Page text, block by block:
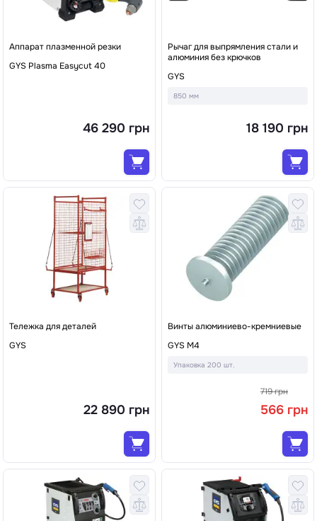
Аппарат плазменной резки
GYS Plasma Easycut 40
46 290 грн
Рычаг для выпрямления стали и
алюминия без крючков
GYS
850 мм
18 190 грн
Тележка для деталей
GYS
22 890 грн
Винты алюминиево-кремниевые
GYS M4
Упаковка 200 шт.
719 грн
566 грн